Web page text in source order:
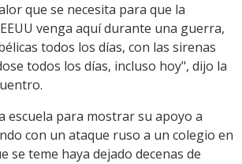
que se necesita para que la
venga aquí durante una guerra,
todos los días, con las sirenas
todos los días, incluso hoy", dijo la
escuela para mostrar su apoyo a
con un ataque ruso a un colegio en
se teme haya dejado decenas de